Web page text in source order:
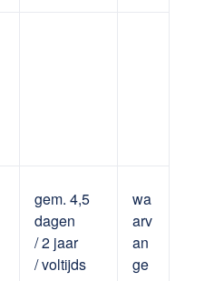
gem. 4,5
dagen
/ 2 jaar
/ voltijds
wa
arv
an
ge